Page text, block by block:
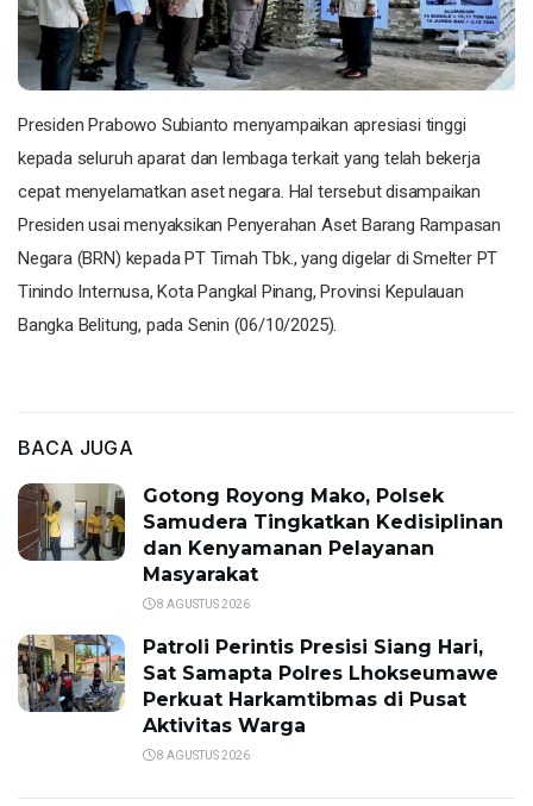
Presiden Prabowo Subianto menyampaikan apresiasi tinggi
kepada seluruh aparat dan lembaga terkait yang telah bekerja
cepat menyelamatkan aset negara. Hal tersebut disampaikan
Presiden usai menyaksikan Penyerahan Aset Barang Rampasan
Negara (BRN) kepada PT Timah Tbk., yang digelar di Smelter PT
Tinindo Internusa, Kota Pangkal Pinang, Provinsi Kepulauan
Bangka Belitung, pada Senin (06/10/2025).
BACA JUGA
Gotong Royong Mako, Polsek
Samudera Tingkatkan Kedisiplinan
dan Kenyamanan Pelayanan
Masyarakat
8 AGUSTUS 2026
Patroli Perintis Presisi Siang Hari,
Sat Samapta Polres Lhokseumawe
Perkuat Harkamtibmas di Pusat
Aktivitas Warga
8 AGUSTUS 2026